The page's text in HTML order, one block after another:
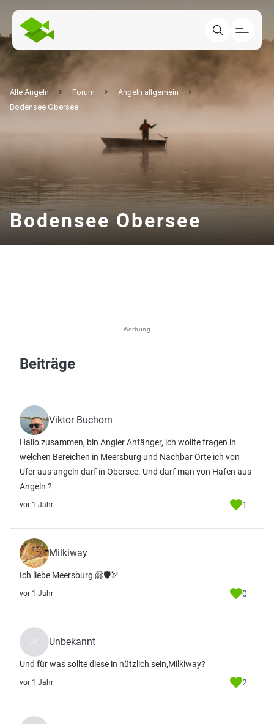
Alle Angeln Forum
Angeln allgemein
Bodensee Obersee
Bodensee Obersee
Werbung
Beiträge
Viktor Buchorn
Hallo zusammen, bin Angler Anfänger, ich wollte fragen in
welchen Bereichen in Meersburg und Nachbar Orte ich von
Ufer aus angeln darf in Obersee. Und darf man von Hafen aus
Angeln ?
vor 1 Jahr 1
Milkiway
Ich liebe Meersburg 🤗🛡🏹
vor 1 Jahr 0
Unbekannt
Und für was sollte diese in nützlich sein,Milkiway?
vor 1 Jahr 2